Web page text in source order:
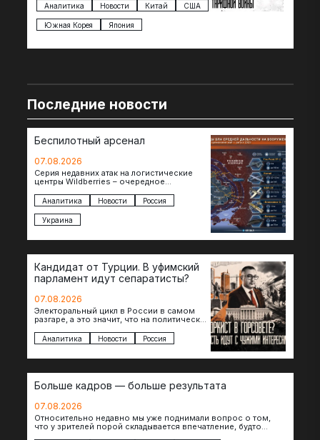
импорта из более 100 стран…
Аналитика Новости Китай США
Южная Корея Япония
Последние новости
Беспилотный арсенал
07.08.2026
Серия недавних атак на логистические
центры Wildberries – очередное
российского тыла. И суть здесь даже не…
Аналитика Новости Россия
Украина
Кандидат от Турции. В уфимский
парламент идут сепаратисты?
07.08.2026
Электоральный цикл в России в самом
разгаре, а это значит, что на политическое
сомнительной репутацией….
Аналитика Новости Россия
Больше кадров — больше результата
07.08.2026
Относительно недавно мы уже поднимали вопрос о том,
что у зрителей порой складывается впечатление, будто